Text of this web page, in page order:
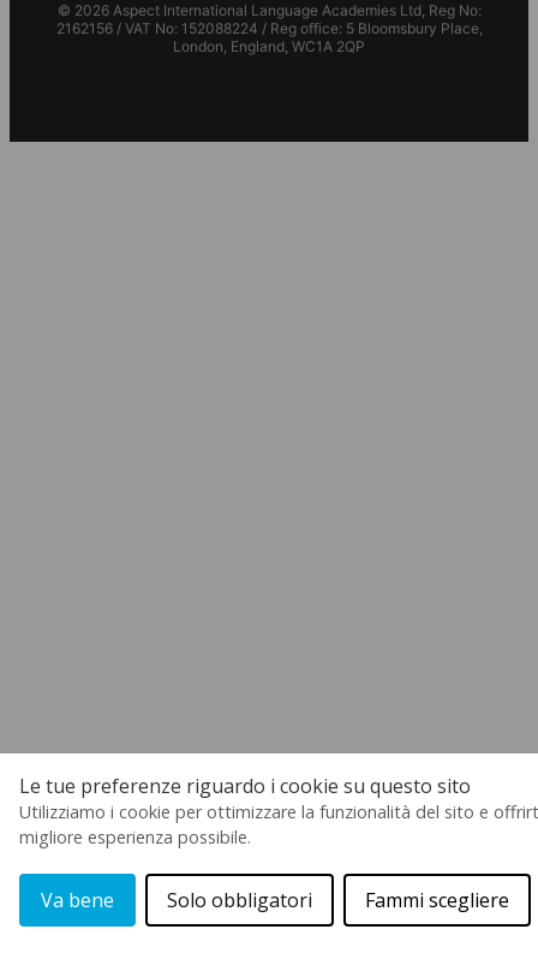
Le tue preferenze riguardo i cookie su questo sito
Utilizziamo i cookie per ottimizzare la funzionalità del sito e
migliore esperienza possibile.
Va bene Solo obbligatori Fammi scegliere
© 2026 Aspect International Language Academies Ltd, Reg No:
2162156 / VAT No: 152088224 / Reg office: 5 Bloomsbury Place,
London, England, WC1A 2QP